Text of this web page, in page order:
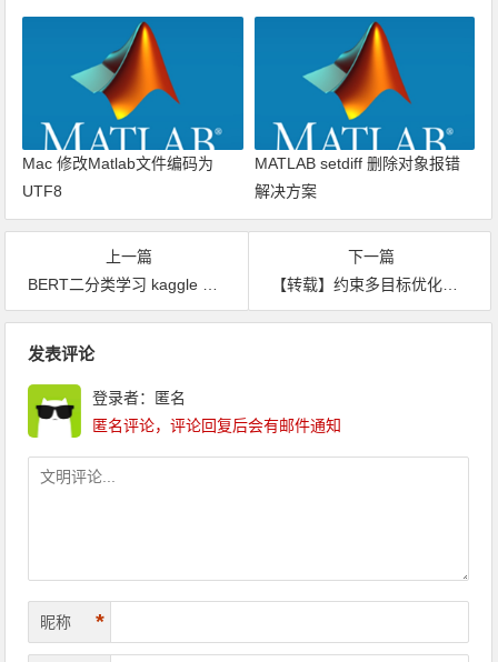
载算法列表
载算法列表
Mac 修改Matlab文件编码为
UTF8
MATLAB setdiff 删除对象报错
解决方案
上一篇
BERT二分类学习 kaggle nlp-getting-started Natural Language Processing with Disaster Tweets
下一篇
【转载】约束多目标优化和进化多任务优化 对比
发表评论
登录者：匿名
匿名评论，评论回复后会有邮件通知
昵称 *